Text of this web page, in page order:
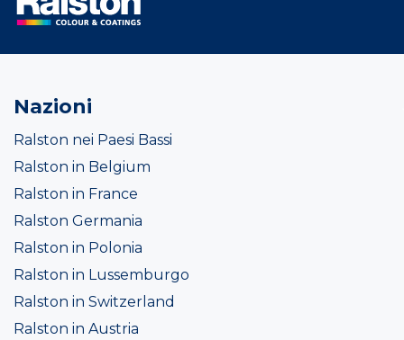
Nazioni
Ralston nei Paesi Bassi
Ralston in Belgium
Ralston in France
Ralston Germania
Ralston in Polonia
Ralston in Lussemburgo
Ralston in Switzerland
Ralston in Austria